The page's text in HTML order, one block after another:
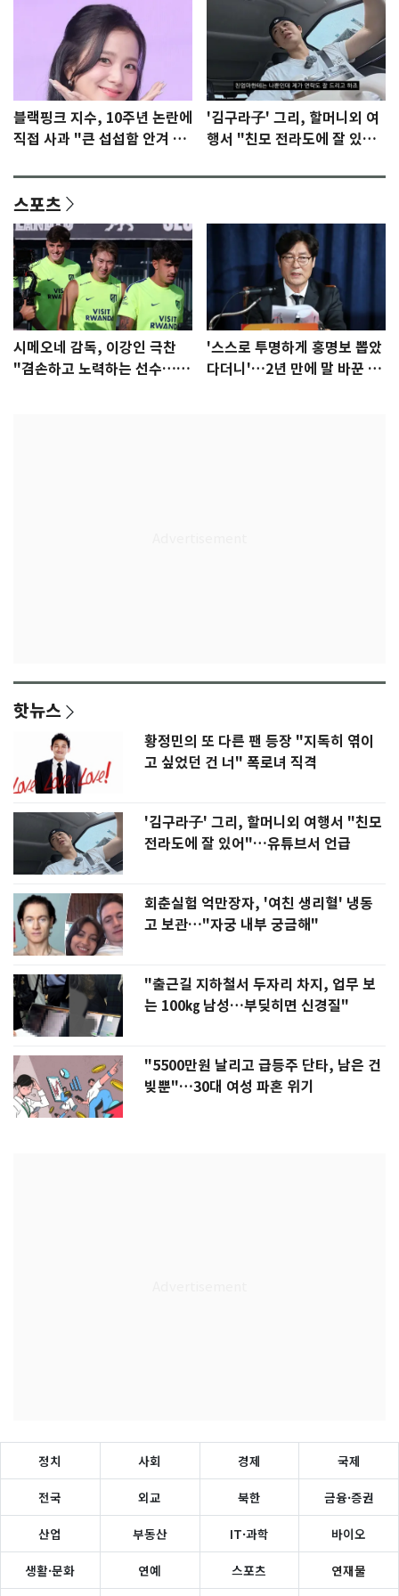
블랙핑크 지수, 10주년 논란에
직접 사과 "큰 섭섭함 안겨 미
'김구라子' 그리, 할머니외 여
행서 "친모 전라도에 잘 있
스포츠
시메오네 감독, 이강인 극찬
"겸손하고 노력하는 선수…좋
'스스로 투명하게 홍명보 뽑았
다더니'…2년 만에 말 바꾼 이
핫뉴스
황정민의 또 다른 팬 등장 "지독히 엮이
고 싶었던 건 너" 폭로녀 직격
'김구라子' 그리, 할머니외 여행서 "친모
전라도에 잘 있어"…유튜브서 언급
회춘실험 억만장자, '여친 생리혈' 냉동
고 보관…"자궁 내부 궁금해"
"출근길 지하철서 두자리 차지, 업무 보
는 100㎏ 남성…부딪히면 신경질"
"5500만원 날리고 급등주 단타, 남은 건
빚뿐"…30대 여성 파혼 위기
정치 사회 경제 국제
전국 외교 북한 금융·증권
산업 부동산 IT·과학 바이오
생활·문화 연예 스포츠 연재물